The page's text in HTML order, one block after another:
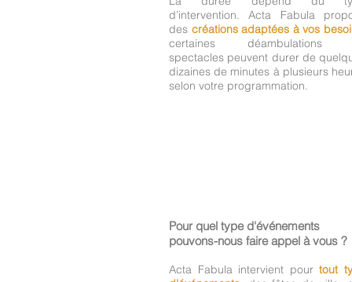
d’intervention. Acta Fabula
des créations adaptées à vos
certaines déambulations
spectacles peuvent durer de
dizaines de minutes à plusieurs
selon votre programmation.
Pour quel type d'événements
pouvons-nous faire appel à vous ?
Acta Fabula intervient pourtout